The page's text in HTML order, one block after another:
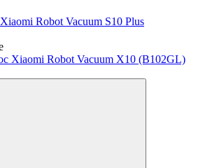
Robot Vacuum S10 Plus